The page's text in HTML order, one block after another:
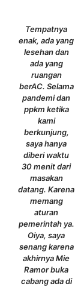
Tempatnya
enak, ada yang
lesehan dan
ada yang
ruangan
berAC. Selama
pandemi dan
ppkm ketika
kami
berkunjung,
saya hanya
diberi waktu
30 menit dari
masakan
datang. Karena
memang
aturan
pemerintah ya.
Oiya, saya
senang karena
akhirnya Mie
Ramor buka
cabang ada di